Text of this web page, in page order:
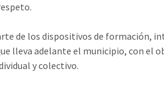
de los dispositivos de formación,
lleva adelante el municipio, con el
y colectivo.